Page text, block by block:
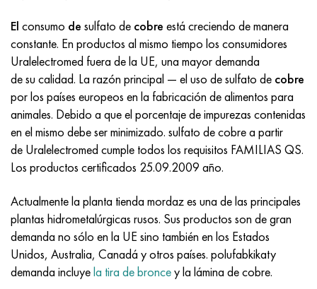
El consumo de sulfato de cobre está creciendo de manera
constante. En productos al mismo tiempo los consumidores
Uralelectromed fuera de la UE, una mayor demanda
de su calidad. La razón principal — el uso de sulfato de cobre
por los países europeos en la fabricación de alimentos para
animales. Debido a que el porcentaje de impurezas contenidas
en el mismo debe ser minimizado. sulfato de cobre a partir
de Uralelectromed cumple todos los requisitos FAMILIAS QS.
Los productos certificados 25.09.2009 año.
Actualmente la planta tienda mordaz es una de las principales
plantas hidrometalúrgicas rusos. Sus productos son de gran
demanda no sólo en la UE sino también en los Estados
Unidos, Australia, Canadá y otros países. polufabkikaty
demanda incluyela tira de broncey la lámina de cobre.
Incotherm
incotest
Jette M152
Cobalto 6B
maraging 250
Maraging 300
Maraging 350
47ND
47НХР
49KF
49K2F, 49K2FA-VI
Aleación 50N
50NHS
Aleación 52N
HN62VMYUT
HN62MVKYU
HN63MB
XN65VM
KhN65VMTYu
KhN68VKTYU
KhN68VMTYUK-vd
VT-35
PT-1M
PT-3V
PT-7M
2B
A LAS 3
3M
1.4466 - AISI 310MoLn
Aleación Al6xn
15-7Ph® - 1.4532
PH 13-8 meses - 1.4534
1.4542 - 17-4Ph®
1.4545 - 15-5Ph®
1.4548 - 17-4Ph®
10X17H13M3T
10X18N18Yu4D
11X11N2V2MF
12Х18Н9Т
13X11N2V2MF
15х12vnmf
15Х12Н2MVFAB
2,0872, CuNi10Fe1Mn, Cw352h
Bronce aluminio silicio
CW301G, C64200
bronce de silicio
C65500, CuAl11Fe3
C65100, CuSi1.5
Bronce estaño-plomo
latón rojo
C84400, CuSn2ZnPb
C83600, CuSn5ZnPb
45G2, 45g2, AISI 1144
Aleación de acero estructural
10g2, 10g2, AISI 1513
12X2H4A, 15NiCr13, 1.5752
AC14, 11SMnPb30
20XH3A, AISI 4320, 20hn3a
20HM, 24CrMo5, 20hm
Р6М5, 1.3343, hs6-5-2, sw7m
Р6М5К5, 1.3243, hs6-5-2-5
R6M5F3, 1.3344, hs6-5-3
9М4К8,1.3207
R12F3, 1.3318, sw12
Acero carbono
10,1.1645, C105W1